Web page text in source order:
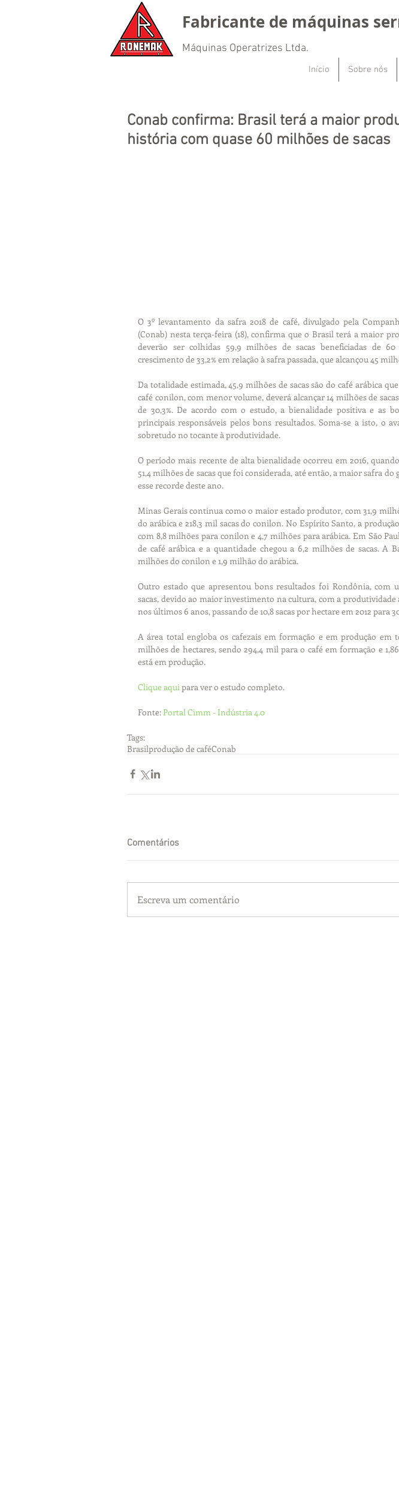
Fabricante de máquinas
Máquinas Operatrizes Ltda.
Início Sobre nós
Conab confirma: Brasil terá a maior
história com quase 60 milhões de sacas
O 3º levantamento da safra 2018 de café, divulgado pela
(Conab) nesta terça-feira (18), confirma que o Brasil terá a maior
deverão ser colhidas 59,9 milhões de sacas beneficiadas de
crescimento de 33,2% em relação à safra passada, que alcançou 45
Da totalidade estimada, 45,9 milhões de sacas são do café arábica
café conilon, com menor volume, deverá alcançar 14 milhões de
de 30,3%. De acordo com o estudo, a bienalidade positiva e as
principais responsáveis pelos bons resultados. Soma-se a isto, o
sobretudo no tocante à produtividade.
O período mais recente de alta bienalidade ocorreu em 2016,
51,4 milhões de sacas que foi considerada, até então, a maior safra
esse recorde deste ano.
Minas Gerais continua como o maior estado produtor, com 31,9
do arábica e 218,3 mil sacas do conilon. No Espírito Santo, a
com 8,8 milhões para conilon e 4,7 milhões para arábica. Em São
de café arábica e a quantidade chegou a 6,2 milhões de sacas. A
milhões do conilon e 1,9 milhão do arábica.
Outro estado que apresentou bons resultados foi Rondônia, com
sacas, devido ao maior investimento na cultura, com a
nos últimos 6 anos, passando de 10,8 sacas por hectare em 2012 para
A área total engloba os cafezais em formação e em produção em
milhões de hectares, sendo 294,4 mil para o café em formação e
está em produção.
Clique aqui para ver o estudo completo.
Fonte: Portal Cimm - Indústria 4.0
Tags:
Brasilprodução de caféConab
Comentários
Escreva um comentário